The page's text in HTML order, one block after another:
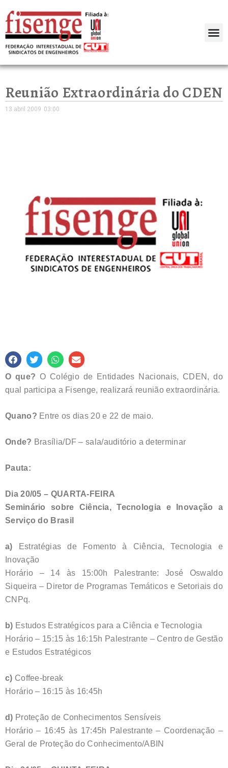
Reunião Extraordinária do CDEN
13 abril 2009 03:00
O que? O Colégio de Entidades Nacionais, CDEN, do
qual participa a Fisenge, realizará reunião extraordinária.
Quano? Entre os dias 20 e 22 de maio.
Onde? Brasília/DF – sala/auditório a determinar
Pauta:
Dia 20/05 – QUARTA-FEIRA
Seminário sobre Ciência, Tecnologia e Inovação a
Serviço do Brasil
a) Estratégias de Fomento à Ciência, Tecnologia e
Inovação
Horário – 14 às 15:00h Palestrante: José Oswaldo
Siqueira – Diretor de Programas Temáticos e Setoriais do
CNPq.
b) Estudos Estratégicos para a Ciência e Tecnologia
Horário – 15:15 às 16:15h Palestrante – Centro de Gestão
e Estudos Estratégicos
c) Coffee-break
Horário – 16:15 às 16:45h
d) Proteção de Conhecimentos Sensíveis
Horário – 16:45 às 17:45h Palestrante – Coordenação –
Geral de Proteção do Conhecimento/ABIN